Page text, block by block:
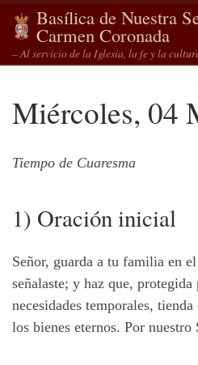
Saltar al contenido
Basílica de Nuestra
Carmen Coronada
– Al servicio de la Iglesia, la fe y la
Miércoles, 04
Tiempo de Cuaresma
1) Oración inicial
Señor, guarda a tu familia en
señalaste; y haz que,
necesidades temporales,
los bienes eternos. Por nuestro